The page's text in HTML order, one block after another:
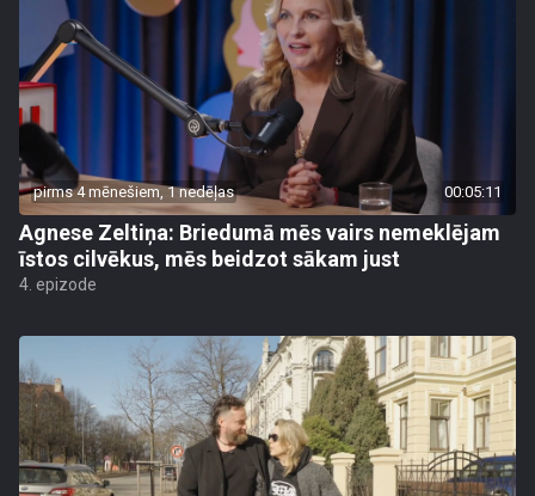
pirms 4 mēnešiem, 1 nedēļas 00:05:11
Agnese Zeltiņa: Briedumā mēs vairs nemeklējam
īstos cilvēkus, mēs beidzot sākam just
4. epizode